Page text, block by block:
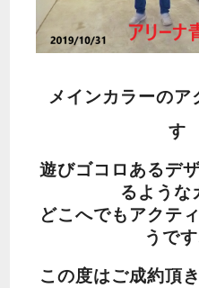
メインカラーの
す
遊びゴコロあるデ
るような
どこへでもアクテ
うで
この度はご成約頂